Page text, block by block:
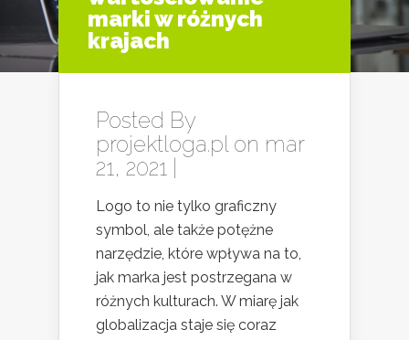
marki w różnych
krajach
Posted By
projektloga.pl on mar
21, 2021 |
Logo to nie tylko graficzny
symbol, ale także potężne
narzędzie, które wpływa na to,
jak marka jest postrzegana w
różnych kulturach. W miarę jak
globalizacja staje się coraz